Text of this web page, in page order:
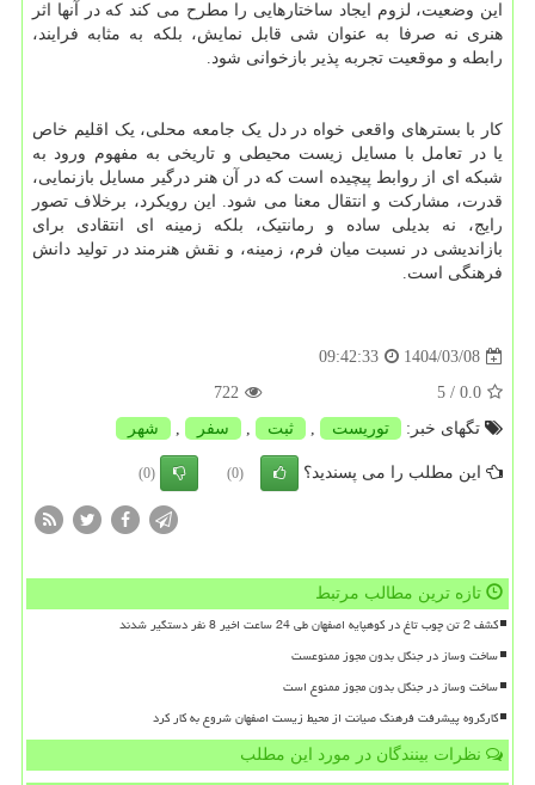
این وضعیت، لزوم ایجاد ساختارهایی را مطرح می کند که در آنها اثر
هنری نه صرفا به عنوان شی قابل نمایش، بلکه به مثابه فرایند،
رابطه و موقعیت تجربه پذیر بازخوانی شود.
کار با بسترهای واقعی خواه در دل یک جامعه محلی، یک اقلیم خاص
یا در تعامل با مسایل زیست محیطی و تاریخی به مفهوم ورود به
شبکه ای از روابط پیچیده است که در آن هنر درگیر مسایل بازنمایی،
قدرت، مشارکت و انتقال معنا می شود. این رویکرد، برخلاف تصور
رایج، نه بدیلی ساده و رمانتیک، بلکه زمینه ای انتقادی برای
بازاندیشی در نسبت میان فرم، زمینه، و نقش هنرمند در تولید دانش
فرهنگی است.
1404/03/08
09:42:33
0.0
/ 5
722
تگهای خبر:
توریست , ثبت , سفر , شهر
این مطلب را می پسندید؟ (0)
(0)
تازه ترین مطالب مرتبط
کشف 2 تن چوب تاغ در کوهپایه اصفهان طی 24 ساعت اخیر 8 نفر دستگیر شدند
ساخت وساز در جنگل بدون مجوز ممنوعست
ساخت وساز در جنگل بدون مجوز ممنوع است
کارگروه پیشرفت فرهنگ صیانت از محیط زیست اصفهان شروع به کار کرد
نظرات بینندگان در مورد این مطلب